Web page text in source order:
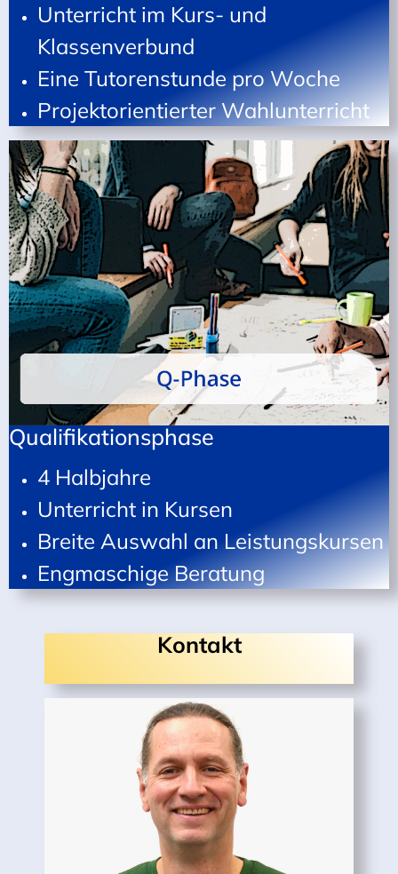
Unterricht im Kurs- und
Klassenverbund
Eine Tutorenstunde pro Woche
Projektorientierter Wahlunterricht
Qualifikationsphase
4 Halbjahre
Unterricht in Kursen
Breite Auswahl an Leistungskursen
Engmaschige Beratung
Kontakt